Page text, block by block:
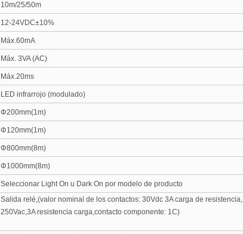
10m/25/50m
12-24VDC±10%
Máx.60mA
Máx. 3VA (AC)
Máx.20ms
LED infrarrojo (modulado)
Φ200mm(1m)
Φ120mm(1m)
Φ800mm(8m)
Φ1000mm(8m)
Seleccionar Light On u Dark On por modelo de producto
Salida relé,(valor nominal de los contactos: 30Vdc 3A carga de resistencia,
250Vac,3Aresistencia carga,contacto componente: 1C)